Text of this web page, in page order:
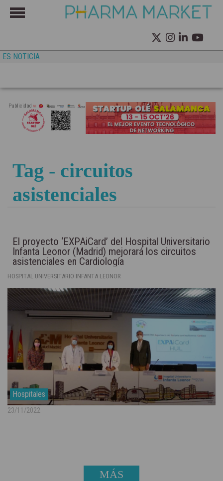
ES NOTICIA
Publicidad
Tag - circuitos
asistenciales
El proyecto ‘EXPAiCard’ del Hospital Universitario
Infanta Leonor (Madrid) mejorará los circuitos
asistenciales en Cardiología
HOSPITAL UNIVERSITARIO INFANTA LEONOR
Hospitales
23/11/2022
MÁS